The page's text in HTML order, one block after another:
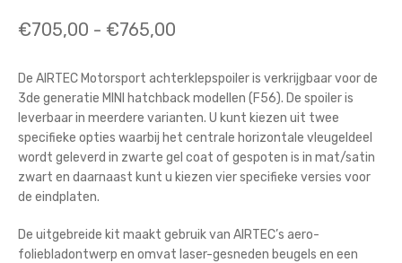
€705,00 - €765,00Prijsklasse:
tot
€765,00
De AIRTEC Motorsport achterklepspoiler is verkrijgbaar voor de
3de generatie MINI hatchback modellen (F56). De spoiler is
leverbaar in meerdere varianten. U kunt kiezen uit twee
specifieke opties waarbij het centrale horizontale vleugeldeel
wordt geleverd in zwarte gel coat of gespoten is in mat/satin
zwart en daarnaast kunt u kiezen vier specifieke versies voor
de eindplaten.
De uitgebreide kit maakt gebruik van AIRTEC’s aero-
foliebladontwerp en omvat laser-gesneden beugels en een